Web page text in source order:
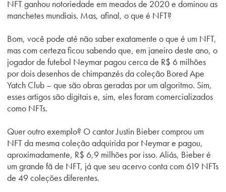
NFT ganhou notoriedade em meados de 2020 e dominou as
manchetes mundiais. Mas, afinal, o que é NFT?
Bom, você pode até não saber exatamente o que é um NFT,
mas com certeza ficou sabendo que, em janeiro deste ano, o
jogador de futebol Neymar pagou cerca de R$ 6 milhões
por dois desenhos de chimpanzés da coleção Bored Ape
Yatch Club – que são obras geradas por um algoritmo. Sim,
esses artigos são digitais e, sim, eles foram comercializados
como NFTs.
Quer outro exemplo? O cantor Justin Bieber comprou um
NFT da mesma coleção adquirida por Neymar e pagou,
aproximadamente, R$ 6,9 milhões por isso. Aliás, Bieber é
um grande fã de NFT, já que seu acervo conta com 619 NFTs
de 49 coleções diferentes.